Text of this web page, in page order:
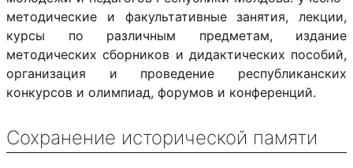
методические и факультативные занятия, лекции,
курсы по различным предметам, издание
методических сборников и дидактических пособий,
организация и проведение республиканских
конкурсов и олимпиад, форумов и конференций.
Сохранение исторической памяти